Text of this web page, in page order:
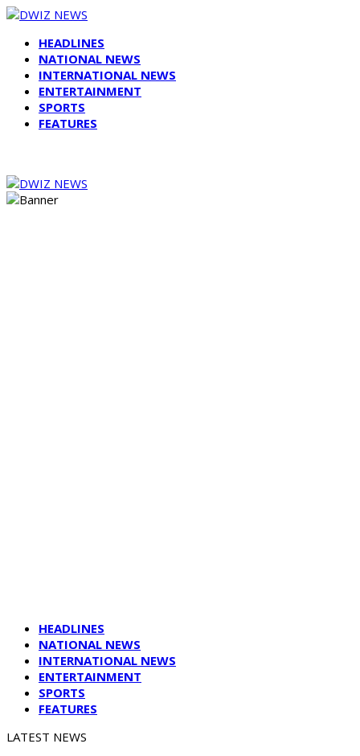
HEADLINES
NATIONAL NEWS
INTERNATIONAL NEWS
ENTERTAINMENT
SPORTS
FEATURES
HEADLINES
NATIONAL NEWS
INTERNATIONAL NEWS
ENTERTAINMENT
SPORTS
FEATURES
LATEST NEWS